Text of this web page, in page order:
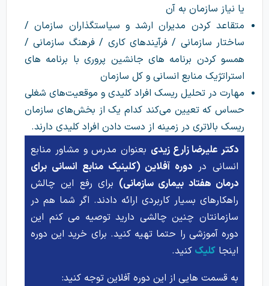
یا نیاز سازمان به آن
متقاعد کردن مدیران ارشد و سیاست­گذاران سازمان /
ساختار سازمانی / فرآیندهای کاری / فرهنگ سازمانی /
همسو کردن برنامه­ های جانشین­ پروری با برنامه­ های
استراتژیک منابع انسانی و کل سازمان
مهارت در تحلیل ریسک افراد کلیدی و موقعیت‌های شغلی
حساس که تعیین می‌کند کدام یک از بخش‌های سازمان
ریسک بالاتری در زمینه از دست دادن افراد کلیدی دارند.
دکتر علیرضا زارع زیدی بعنوان مدرس و مشاور منابع
انسانی در دوره آفلاین (کلینیک منابع انسانی برای
درمان هفتاد بیماری سازمانی) برای رفع این چالش
راهکارهای بسیار کاربردی ارائه دادند. اگر شما هم در
سازمانتان چنین چالشی دارید توصیه می کنم این
دوره آموزشی را حتما تهیه کنید. برای خرید این دوره
اینجا کلیک کنید.
به قسمت هایی از این دوره آفلاین توجه کنید: